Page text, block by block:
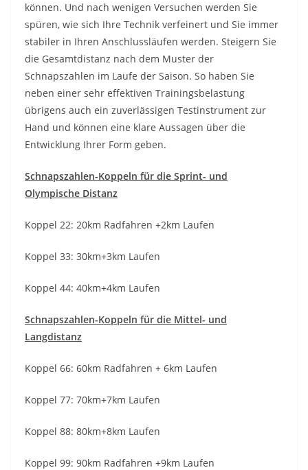
können. Und nach wenigen Versuchen werden Sie
spüren, wie sich Ihre Technik verfeinert und Sie immer
stabiler in Ihren Anschlussläufen werden. Steigern Sie
die Gesamtdistanz nach dem Muster der
Schnapszahlen im Laufe der Saison. So haben Sie
neben einer sehr effektiven Trainingsbelastung
übrigens auch ein zuverlässigen Testinstrument zur
Hand und können eine klare Aussagen über die
Entwicklung Ihrer Form geben.
Schnapszahlen-Koppeln für die Sprint- und
Olympische Distanz
Koppel 22: 20km Radfahren +2km Laufen
Koppel 33: 30km+3km Laufen
Koppel 44: 40km+4km Laufen
Schnapszahlen-Koppeln für die Mittel- und
Langdistanz
Koppel 66: 60km Radfahren + 6km Laufen
Koppel 77: 70km+7km Laufen
Koppel 88: 80km+8km Laufen
Koppel 99: 90km Radfahren +9km Laufen